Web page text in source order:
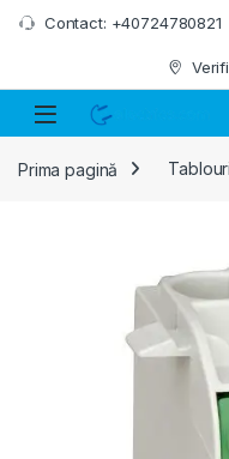
Skip to navigation
Skip to content
Contact: +40724780821
Prima pagină